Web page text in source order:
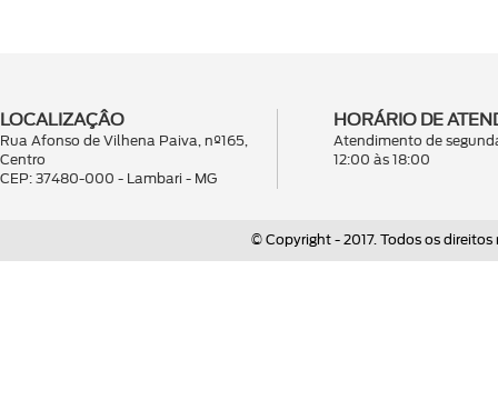
LOCALIZAÇÂO
Rua Afonso de Vilhena Paiva, nº165,
Centro
CEP: 37480-000 - Lambari - MG
HORÁRIO DE
Atendimento de
12:00 às 18:00
© Copyright - 2017. Todos os